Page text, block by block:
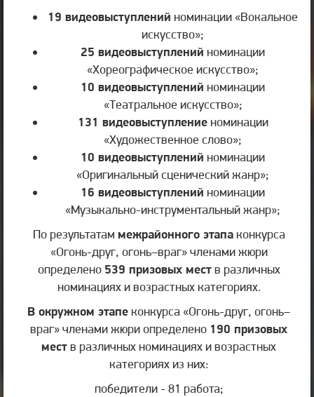
19 видеовыступлений номинации «Вокальное
искусство»;
25 видеовыступлений номинации
«Хореографическое искусство»;
10 видеовыступлений номинации
«Театральное искусство»;
131 видеовыступлениеноминации
«Художественное слово»;
10 видеовыступлений номинации
«Оригинальный сценический жанр»;
16 видеовыступлений номинации
«Музыкально-инструментальный жанр»;
По результатам межрайонного этапаконкурса
«Огонь-друг, огонь–враг» членами жюри
определено 539 призовых меств различных
номинациях и возрастных категориях.
В окружном этапе конкурса «Огонь-друг, огонь–
враг» членами жюри определено 190 призовых
меств различных номинациях и возрастных
категориях из них:
победители - 81 работа;